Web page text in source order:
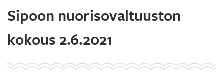
Sipoon nuorisovaltuuston
kokous 2.6.2021